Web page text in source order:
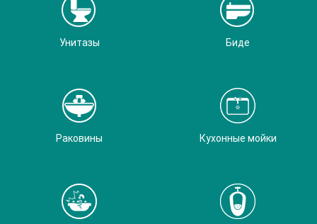
Унитазы Биде
Раковины Кухонные мойки